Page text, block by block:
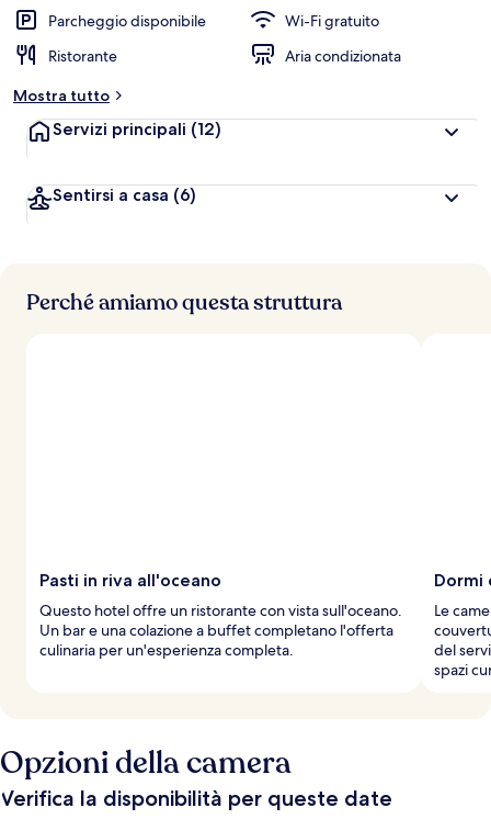
Parcheggio disponibile
Wi-Fi gratuito
Ristorante
Aria condizionata
Mostra tutto
Servizi principali (12)
Sentirsi a casa (6)
Perché amiamo questa struttura
Pasti in riva all'oceano
Questo hotel offre un ristorante con vista sull'oceano.
Un bar e una colazione a buffet completano l'offerta
culinaria per un'esperienza completa.
Dormi
Le
del
spazi
Opzioni della camera
Verifica la disponibilità per queste date